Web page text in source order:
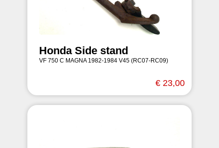
Honda Side stand
VF 750 C MAGNA 1982-1984 V45 (RC07-RC09)
€ 23,00